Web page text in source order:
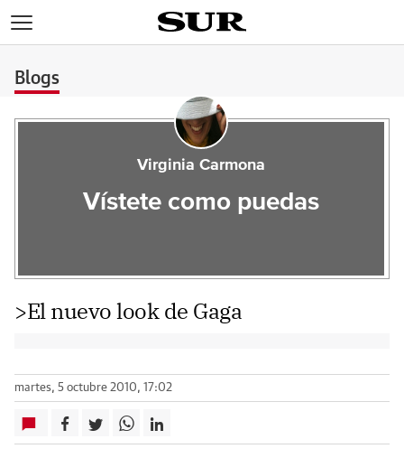
Blogs
Virginia Carmona
Vístete como puedas
>El nuevo look de Gaga
martes, 5 octubre 2010, 17:02